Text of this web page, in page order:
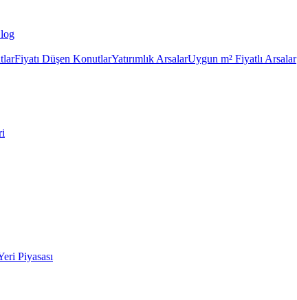
Fiyatı Düşen KonutlarYatırımlık ArsalarUygun m² Fiyatlı Arsalar
Piyasası